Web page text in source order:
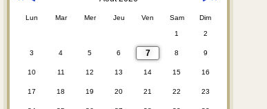
Lun Mar Mer Jeu Ven Sam Dim
1 2
3 4 5 6 7 8 9
10 11 12 13 14 15 16
17 18 19 20 21 22 23